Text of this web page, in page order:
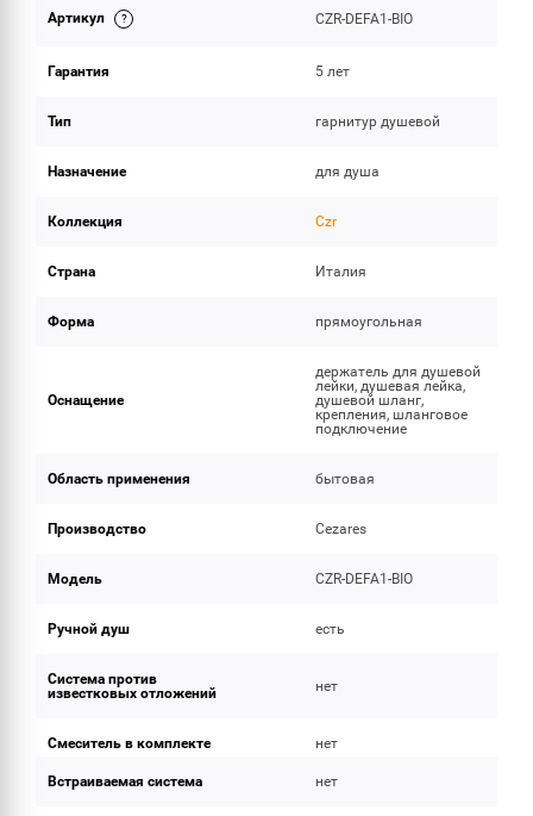
ОБЪЕМ ПОСТАВКИ
Артикул CZR-DEFA1-BIO
Гарантия 5 лет
Тип гарнитур душевой
Назначение для душа
Коллекция Czr
Страна Италия
Форма прямоугольная
Оснащение
держатель для душевой
лейки, душевая лейка,
душевой шланг,
крепления, шланговое
подключение
Область применения бытовая
Производство Cezares
Модель CZR-DEFA1-BIO
Ручной душ есть
Система против
известковых отложений
нет
Смеситель в комплекте нет
Встраиваемая система нет